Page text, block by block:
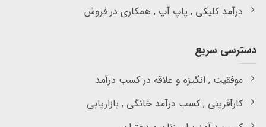
درآمد کلیکی , پاپ آپ , همکاری در فروش
دسترسی سریع
موفقیت , انگیزه و علاقه در کسب درآمد
کارآفرینی , کسب درآمد خانگی , بازاریابی